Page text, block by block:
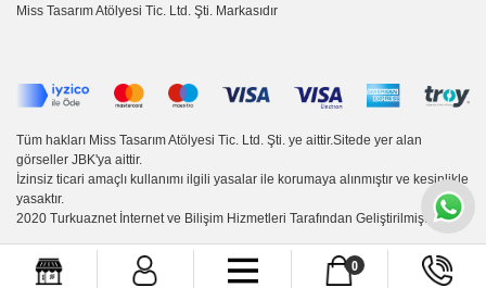
0
Miss Tasarım Atölyesi Tic. Ltd. Şti. Markasıdır
Tüm hakları Miss Tasarım Atölyesi Tic. Ltd. Şti. ye aittir.Sitede yer alan
görseller JBK'ya aittir.
İzinsiz ticari amaçlı kullanımı ilgili yasalar ile korumaya alınmıştır ve kesinlikle
yasaktır.
2020 Turkuaznet İnternet ve Bilişim Hizmetleri Tarafından Geliştirilmiştir.